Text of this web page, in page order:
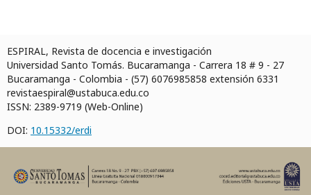
ESPIRAL, Revista de docencia e investigación
Universidad Santo Tomás. Bucaramanga - Carrera 18 # 9 - 27
Bucaramanga - Colombia - (57) 6076985858 extensión 6331
revistaespiral@ustabuca.edu.co
ISSN: 2389-9719 (Web-Online)
DOI: 10.15332/erdi